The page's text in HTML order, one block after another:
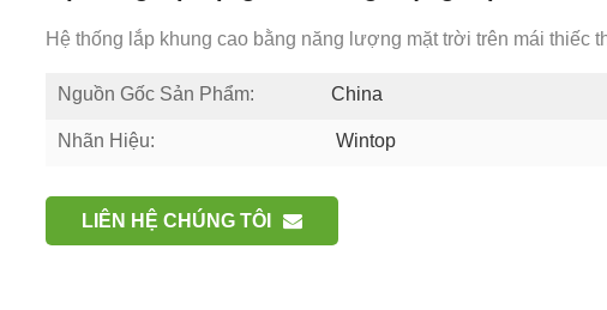
Hệ thống lắp khung cao bằng năng lượng mặt trời trên mái thiếc
Nguồn Gốc Sản Phẩm: China
Nhãn Hiệu: Wintop
LIÊN HỆ CHÚNG TÔI